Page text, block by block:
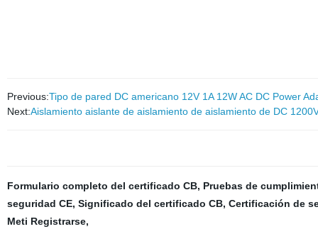
Previous:Tipo de pared DC americano 12V 1A 12W AC DC Power
Next:Aislamiento aislante de aislamiento de aislamiento de DC
Formulario completo del certificado CB, Pruebas de
seguridad CE, Significado del certificado CB, Certificación de
Meti Registrarse,